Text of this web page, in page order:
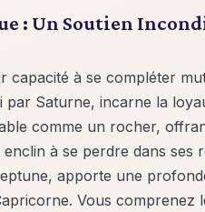
: Un Soutien
capacité à se compléter
Saturne, incarne la
comme un rocher,
à se perdre dans ses
apporte une
Vous comprenez